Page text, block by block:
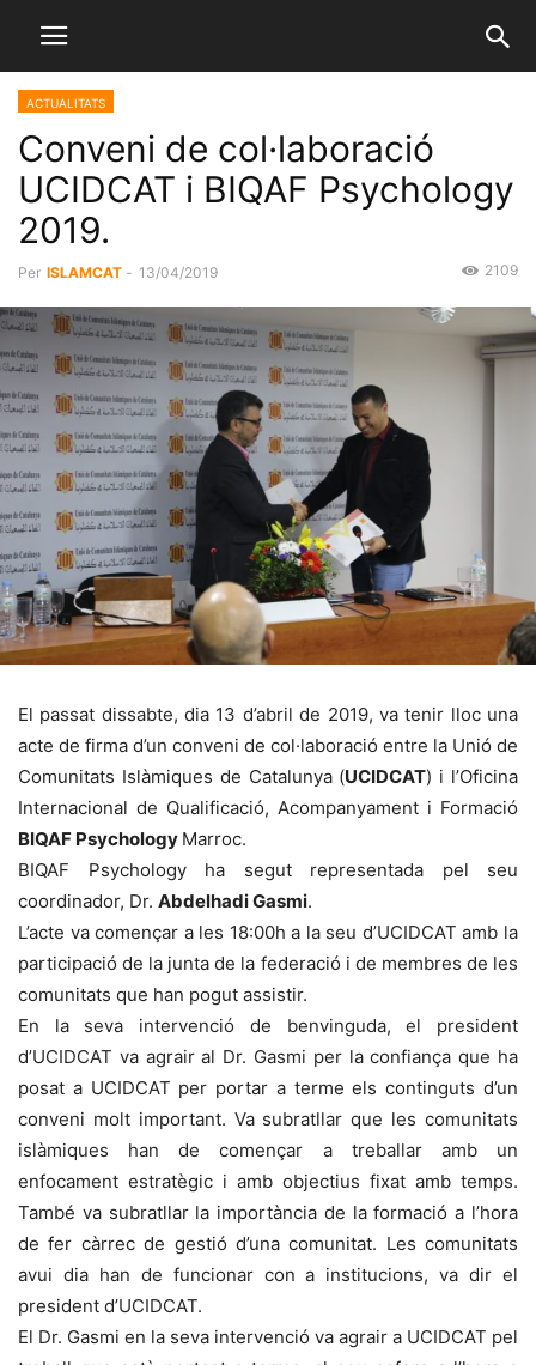
ACTUALITATS
Conveni de col·laboració
UCIDCAT i BIQAF Psychology
2019.
Per ISLAMCAT - 13/04/2019 2109
El passat dissabte, dia 13 d’abril de 2019, va tenir lloc una
acte de firma d’un conveni de col·laboració entre la Unió de
Comunitats Islàmiques de Catalunya (UCIDCAT) i l’Oficina
Internacional de Qualificació, Acompanyament i Formació
BIQAF Psychology Marroc.
BIQAF Psychology ha segut representada pel seu
coordinador, Dr. Abdelhadi Gasmi.
L’acte va començar a les 18:00h a la seu d’UCIDCAT amb la
participació de la junta de la federació i de membres de les
comunitats que han pogut assistir.
En la seva intervenció de benvinguda, el president
d’UCIDCAT va agrair al Dr. Gasmi per la confiança que ha
posat a UCIDCAT per portar a terme els continguts d’un
conveni molt important. Va subratllar que les comunitats
islàmiques han de començar a treballar amb un
enfocament estratègic i amb objectius fixat amb temps.
També va subratllar la importància de la formació a l’hora
de fer càrrec de gestió d’una comunitat. Les comunitats
avui dia han de funcionar con a institucions, va dir el
president d’UCIDCAT.
El Dr. Gasmi en la seva intervenció va agrair a UCIDCAT pel